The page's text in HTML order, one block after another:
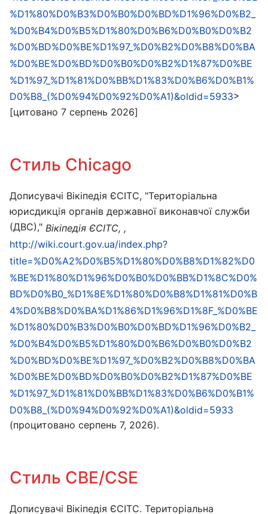
%D1%80%D0%B3%D0%B0%D0%BD%D1%96%D0%B2_
%D0%B4%D0%B5%D1%80%D0%B6%D0%B0%D0%B2
%D0%BD%D0%BE%D1%97_%D0%B2%D0%B8%D0%BA
%D0%BE%D0%BD%D0%B0%D0%B2%D1%87%D0%BE
%D1%97_%D1%81%D0%BB%D1%83%D0%B6%D0%B1%
D0%B8_(%D0%94%D0%92%D0%A1)&oldid=5933>
[цитовано 7 серпень 2026]
Стиль Chicago
Дописувачі Вікіпедія ЄСІТС, "Територіальна
юрисдикція органів державної виконавчої служби
(ДВС)," Вікіпедія ЄСІТС, ,
http://wiki.court.gov.ua/index.php?
title=%D0%A2%D0%B5%D1%80%D0%B8%D1%82%D0
%BE%D1%80%D1%96%D0%B0%D0%BB%D1%8C%D0%
BD%D0%B0_%D1%8E%D1%80%D0%B8%D1%81%D0%B
4%D0%B8%D0%BA%D1%86%D1%96%D1%8F_%D0%BE
%D1%80%D0%B3%D0%B0%D0%BD%D1%96%D0%B2_
%D0%B4%D0%B5%D1%80%D0%B6%D0%B0%D0%B2
%D0%BD%D0%BE%D1%97_%D0%B2%D0%B8%D0%BA
%D0%BE%D0%BD%D0%B0%D0%B2%D1%87%D0%BE
%D1%97_%D1%81%D0%BB%D1%83%D0%B6%D0%B1%
D0%B8_(%D0%94%D0%92%D0%A1)&oldid=5933
(процитовано серпень 7, 2026).
Стиль CBE/CSE
Дописувачі Вікіпедія ЄСІТС. Територіальна